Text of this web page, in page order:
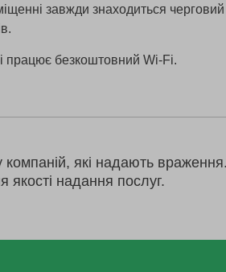
завжди знаходиться
працює безкоштовний Wi-Fi.
які надають
якості надання послуг.